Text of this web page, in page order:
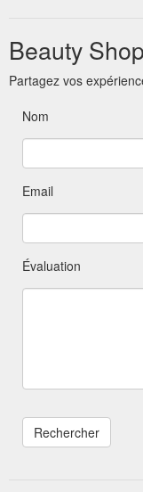
Beauty
Partagez vos
Nom
Email
Évaluation